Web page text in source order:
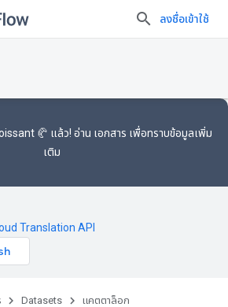
ลงชื่อเข้าใช้
🥐 แล้ว! อ่าน เอกสาร เพื่อทราบข้อมูลเพิ่ม
เติม
Translation API
Datasets แคตตาล็อก